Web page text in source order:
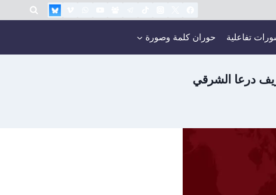
تفاعلية حوران كلمة وصورة
درعا الشرقي